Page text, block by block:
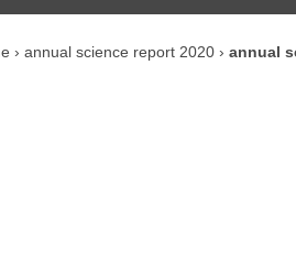
› annual science report 2020 › annual